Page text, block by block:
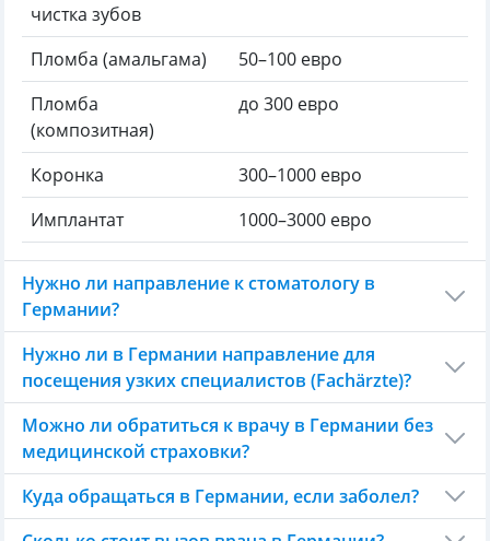
чистка зубов
Пломба (амальгама)
50–100 евро
Пломба
(композитная)
до 300 евро
Коронка
300–1000 евро
Имплантат
1000–3000 евро
Нужно ли направление к стоматологу в
Германии?
Нужно ли в Германии направление для
посещения узких специалистов (Fachärzte)?
Можно ли обратиться к врачу в Германии без
медицинской страховки?
Куда обращаться в Германии, если заболел?